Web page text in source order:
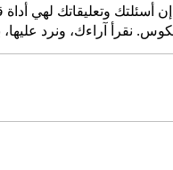
إن أسئلتك وتعليقاتك لهي